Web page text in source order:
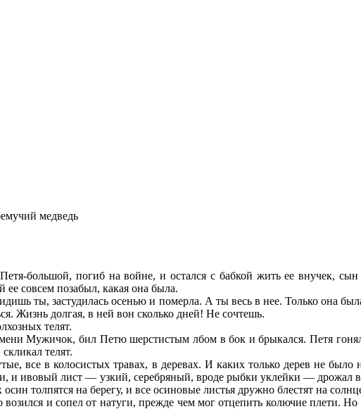
медведь
большой, погиб на войне, и остался с бабкой жить ее внучек,
совсем позабыл, какая она была.
ты, застудилась осенью и померла. А ты весь в нее. Только она
Жизнь долгая, в ней вон сколько дней! Не сочтешь.
телят.
Мужичок, бил Петю шерстистым лбом в бок и брыкался. Петя
телят.
все в колосистых травах, в деревах. И каких только дерев не
и ивовый лист — узкий, серебряный, вроде рыбки уклейки —
толпятся на берегу, и все осиновые листья дружно блестят на
и сопел от натуги, прежде чем мог отцепить колючие плети. Но